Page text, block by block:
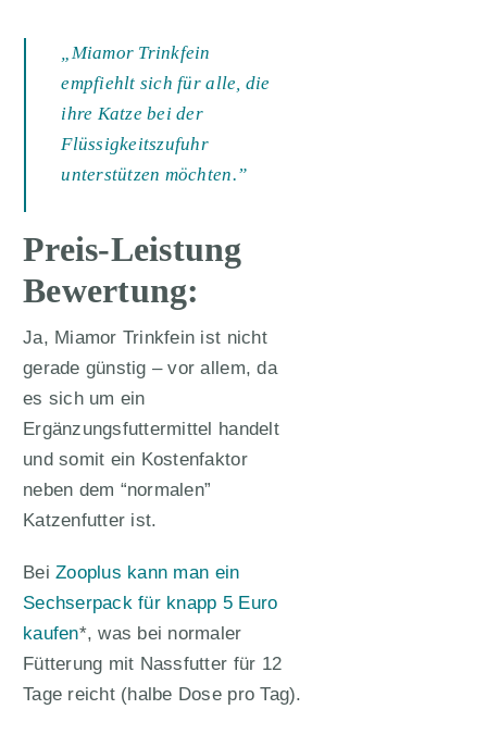
„Miamor Trinkfein
empfiehlt sich für alle, die
ihre Katze bei der
Flüssigkeitszufuhr
unterstützen möchten.”
Preis-Leistung
Bewertung:
Ja, Miamor Trinkfein ist nicht
gerade günstig – vor allem, da
es sich um ein
Ergänzungsfuttermittel handelt
und somit ein Kostenfaktor
neben dem “normalen”
Katzenfutter ist.
BeiZooplus kann man ein
Sechserpack für knapp 5 Euro
kaufen*, was bei normaler
Fütterung mit Nassfutter für 12
Tage reicht (halbe Dose pro Tag).